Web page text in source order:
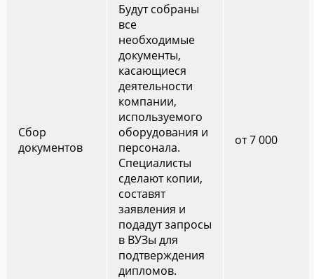
Сбор
документов
Будут собраны
все
необходимые
документы,
касающиеся
деятельности
компании,
используемого
оборудования и
персонала.
Специалисты
сделают копии,
составят
заявления и
подадут запросы
в ВУЗы для
подтверждения
дипломов.
от 7 000